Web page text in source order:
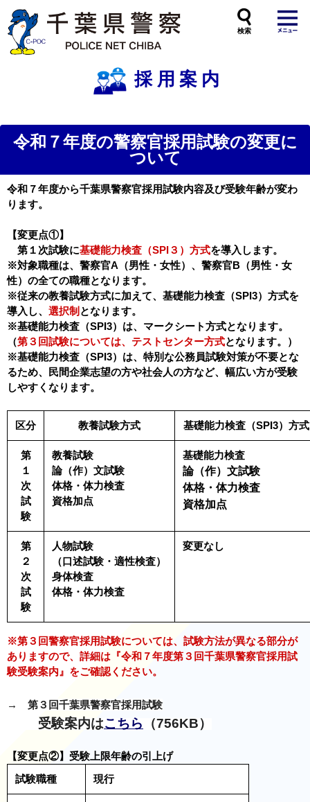
採用案内
令和７年度の警察官採用試験の変更に
ついて
令和７年度から千葉県警察官採用試験内容及び受験年齢が変わ
ります。
【変更点①】
第１次試験に基礎能力検査（SPI３）方式を導入します。
※対象職種は、警察官A（男性・女性）、警察官B（男性・女
性）の全ての職種となります。
※従来の教養試験方式に加えて、基礎能力検査（SPI3）方式を
導入し、 選択制 となります。
※基礎能力検査（SPI3）は、マークシート方式となります。
（第３回試験については、テストセンター方式となります。）
※基礎能力検査（SPI3）は、特別な公務員試験対策が不要とな
るため、民間企業志望の方や社会人の方など、幅広い方が受験
しやすくなります。
区分 教養試験方式 基礎能力検査（SPI3）方式
第
１
次
試
験
教養試験
論（作）文試験
体格・体力検査
資格加点
基礎能力検査
論（作）文試験
体格・体力検査
資格加点
第
２
次
試
験
人物試験
（口述試験・適性検査）
身体検査
体格・体力検査
変更なし
※第３回警察官採用試験については、試験方法が異なる部分が
ありますので、詳細は『令和７年度第３回千葉県警察官採用試
験受験案内』をご確認ください。
→ 第３回千葉県警察官採用試験
受験案内はこちら （756KB）
【変更点②】受験上限年齢の引上げ
試験職種 現行